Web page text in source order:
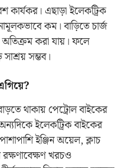
কার্যকর। এছাড়া ইলেকট্রিক
কম। বাড়িতে চার্জ
অতিক্রম করা যায়। ফলে
সম্ভব।
থাকায় পেট্রোল বাইকের
ইলেকট্রিক বাইকের
ইঞ্জিন অয়েল, ক্লাচ
রক্ষণাবেক্ষণ খরচও